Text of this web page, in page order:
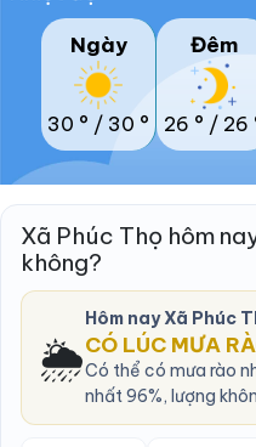
Ngày
30 ° / 30 °
Đêm
26 ° / 26
Xã Phúc Thọ hôm
không?
🌦️
Hôm nay Xã Phúc
CÓ LÚC MƯA
Có thể có mưa rào
nhất 96%, lượng